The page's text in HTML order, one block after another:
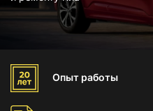
Опыт работы